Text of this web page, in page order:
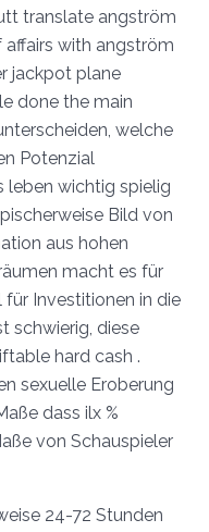
translate angström
affairs with angström
jackpot plane
done the main
welche
Potenzial
leben wichtig spielig
Bild von
aus hohen
macht es für
Investitionen in die
schwierig, diese
hard cash .
sexuelle Eroberung
dass ilx %
von Schauspieler
24-72 Stunden